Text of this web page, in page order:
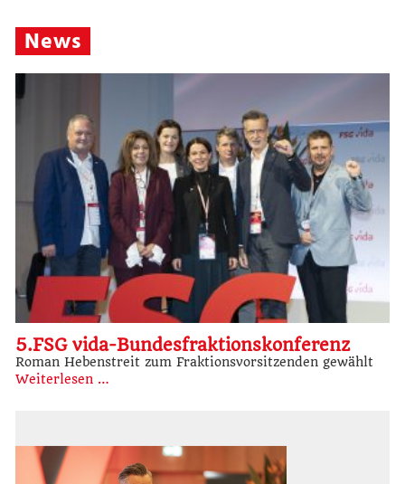
News
5.FSG vida-Bundesfraktionskonferenz
Roman Hebenstreit zum Fraktionsvorsitzenden gewählt
Weiterlesen …